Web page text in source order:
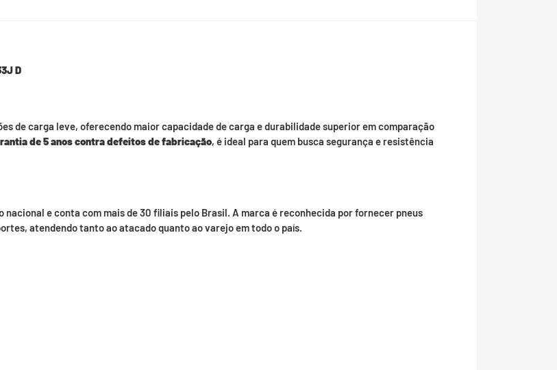
D
de carga leve, oferecendo maior capacidade de carga e durabilidade superior em comparação
de 5 anos contra defeitos de fabricação, é ideal para quem busca segurança e resistência
nacional e conta com mais de 30 filiais pelo Brasil. A marca é reconhecida por fornecer pneus
atendendo tanto ao atacado quanto ao varejo em todo o país.